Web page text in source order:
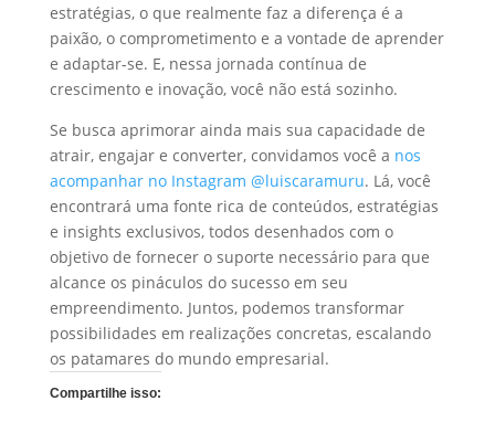
estratégias, o que realmente faz a diferença é a
paixão, o comprometimento e a vontade de aprender
e adaptar-se. E, nessa jornada contínua de
crescimento e inovação, você não está sozinho.
Se busca aprimorar ainda mais sua capacidade de
atrair, engajar e converter, convidamos você a nos
acompanhar no Instagram @luiscaramuru. Lá, você
encontrará uma fonte rica de conteúdos, estratégias
e insights exclusivos, todos desenhados com o
objetivo de fornecer o suporte necessário para que
alcance os pináculos do sucesso em seu
empreendimento. Juntos, podemos transformar
possibilidades em realizações concretas, escalando
os patamares do mundo empresarial.
Compartilhe isso: